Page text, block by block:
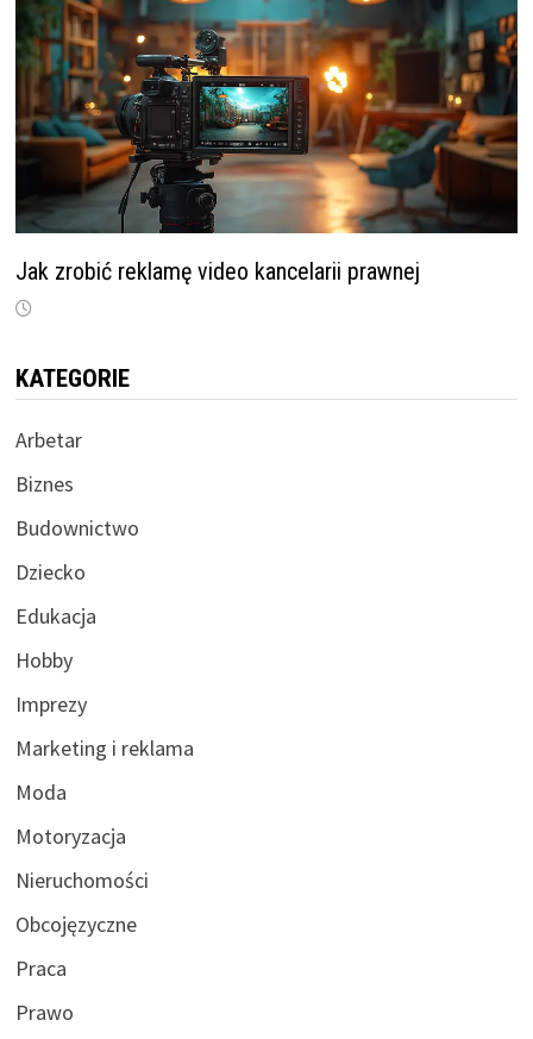
Jak zrobić reklamę video kancelarii prawnej
KATEGORIE
Arbetar
Biznes
Budownictwo
Dziecko
Edukacja
Hobby
Imprezy
Marketing i reklama
Moda
Motoryzacja
Nieruchomości
Obcojęzyczne
Praca
Prawo